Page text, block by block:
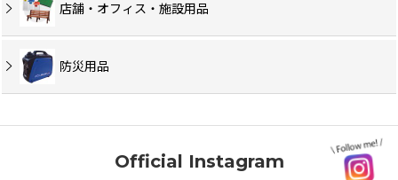
店舗・オフィス・施設用品
防災用品
Official Instagram